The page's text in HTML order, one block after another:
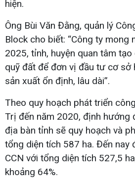
hiện.
Ông Bùi Văn Đằng, quản lý
Block cho biết: “Công ty mong
2025, tỉnh, huyện quan tâm
quỹ đất để đơn vị đầu tư cơ sở
sản xuất ổn định, lâu dài”.
Theo quy hoạch phát triển
Trị đến năm 2020, định hướng
địa bàn tỉnh sẽ quy hoạch và
tổng diện tích 587 ha. Đến nay
CCN với tổng diện tích 527,5
khoảng 64%.